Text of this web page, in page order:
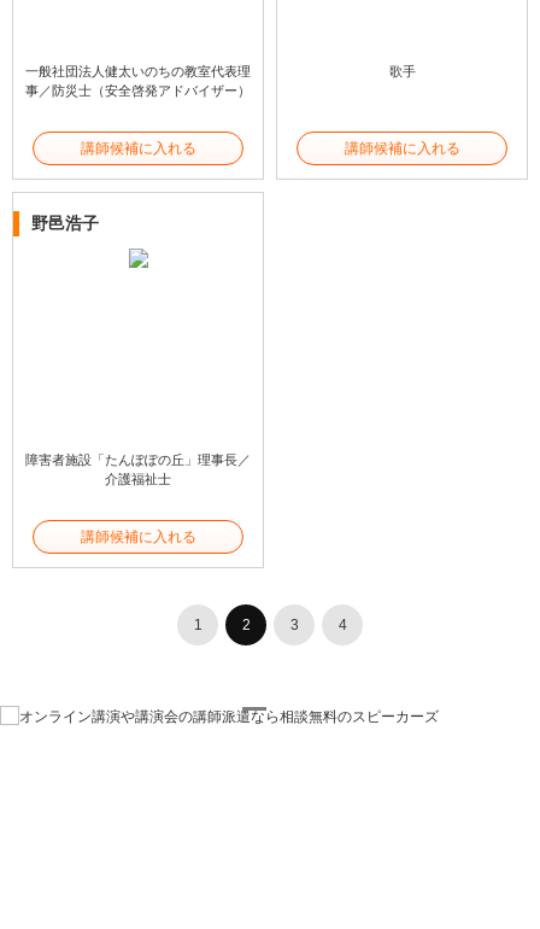
一般社団法人健太いのちの教室代表理
事／防災士（安全啓発アドバイザー）
講師候補に入れる
歌手
講師候補に入れる
野邑浩子
障害者施設「たんぽぽの丘」理事長／
介護福祉士
講師候補に入れる
1 2 3 4